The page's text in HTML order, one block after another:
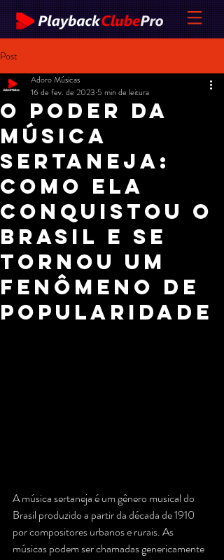
Post
O poder da
música
sertaneja:
como ela
conquistou o
Brasil e se
tornou um
fenômeno de
popularidade
Adoro Músicas
16 de fev. de 2023 5 min de leitura
A música sertaneja é um gênero musical do
Brasil produzido a partir da década de 1910
por compositores urbanos e rurais. As
músicas podem ser chamadas genericamente